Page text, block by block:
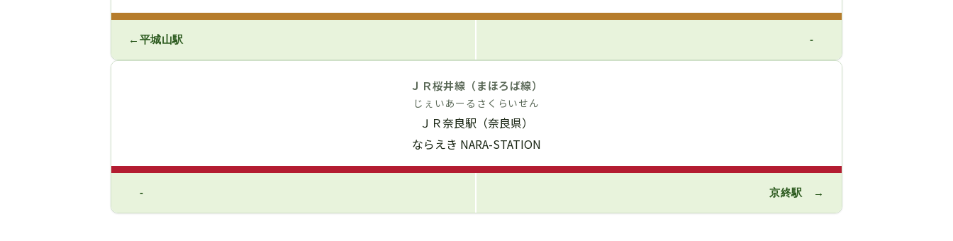
←平城山駅 -
ＪＲ桜井線（まほろば線）
じぇいあーるさくらいせん
ＪＲ奈良駅（奈良県）
ならえき NARA-STATION
- 京終駅 →